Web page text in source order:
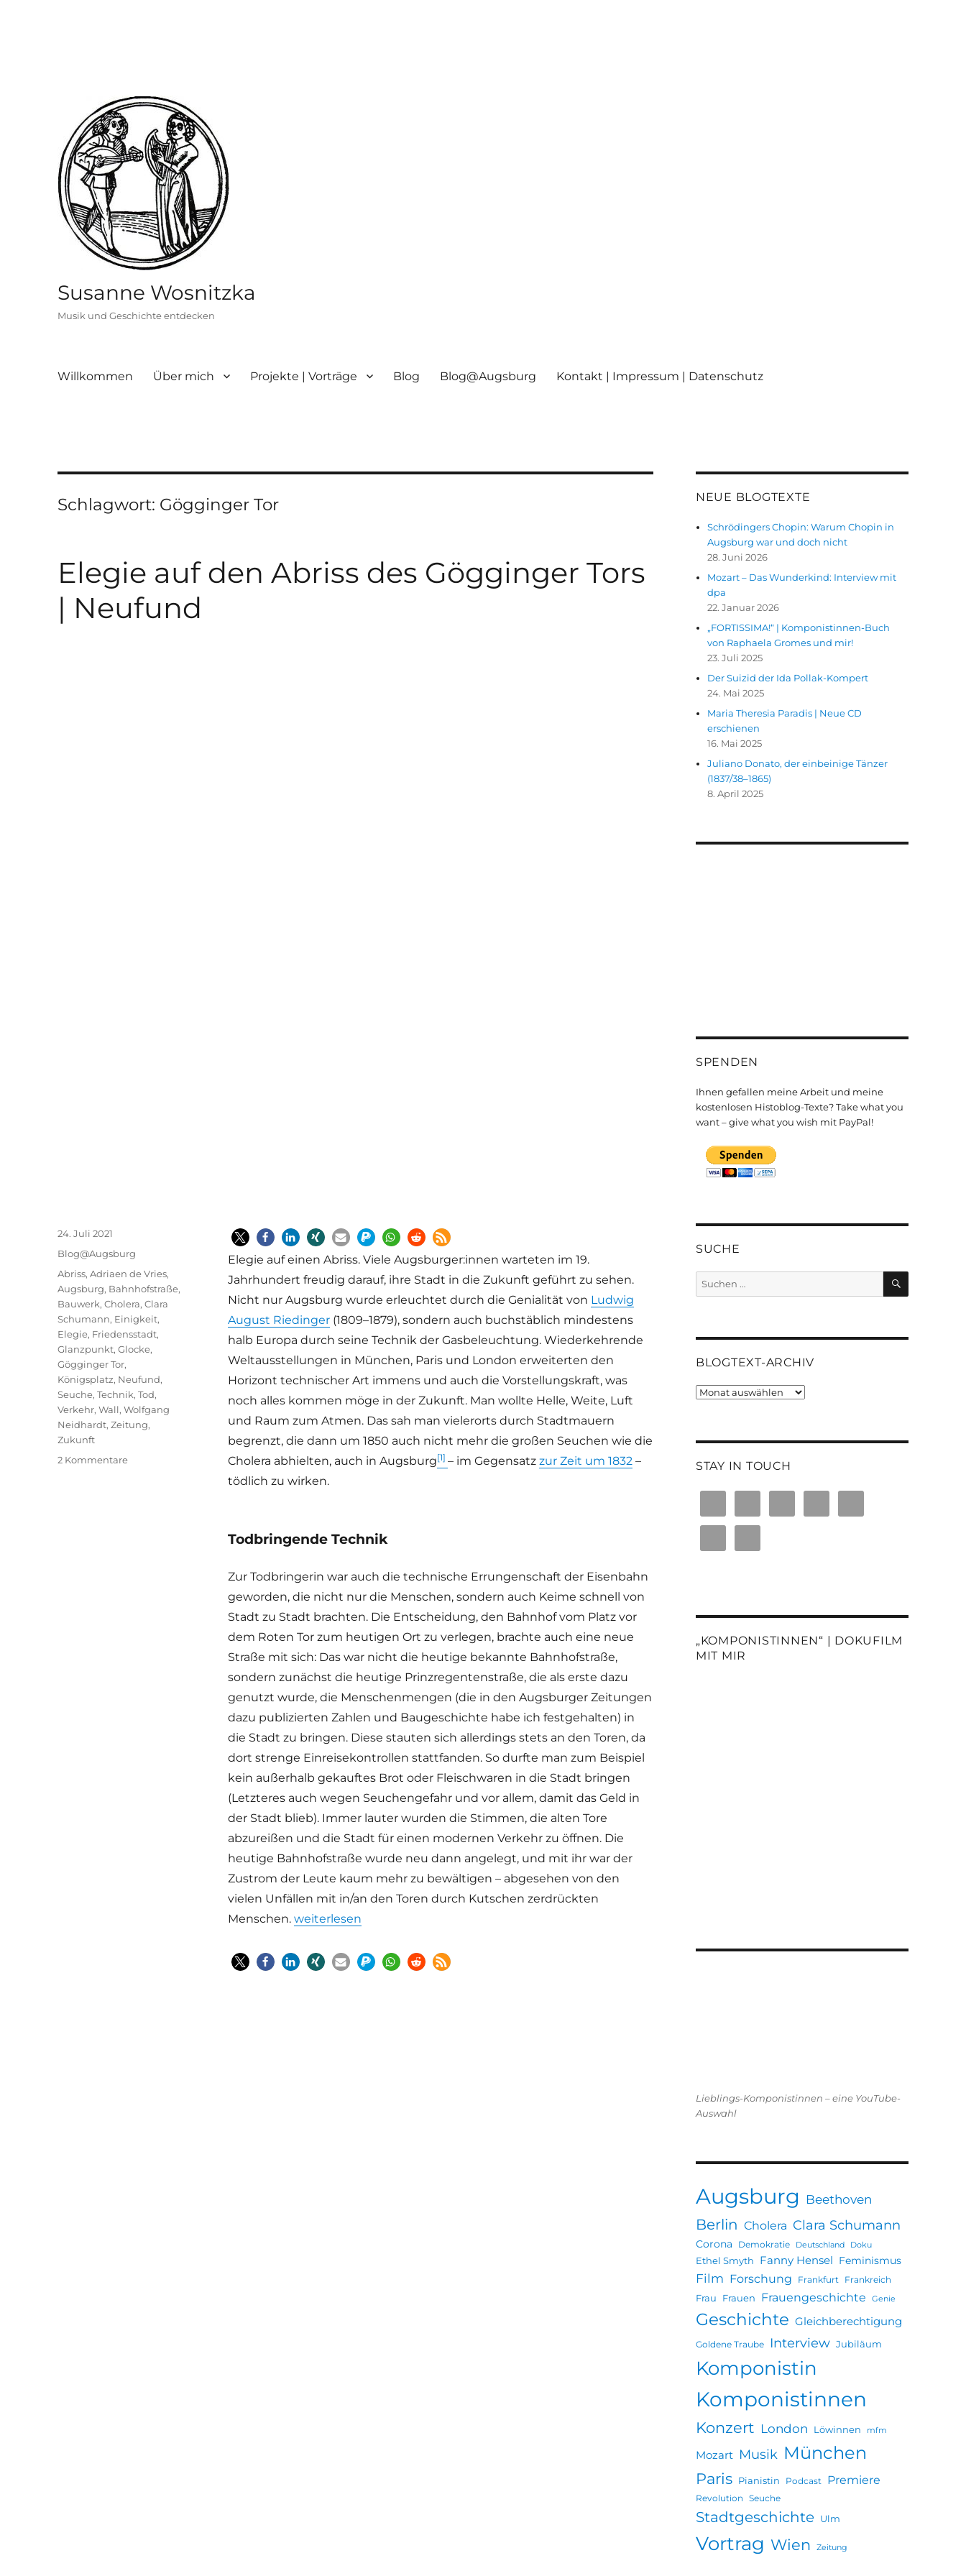
Susanne Wosnitzka
Musik und Geschichte entdecken
Willkommen Über mich Projekte | Vorträge Blog Blog@Augsburg Kontakt | Impressum | Datenschutz
Schlagwort: Gögginger Tor
Elegie auf den Abriss des Gögginger Tors
| Neufund
Elegie auf einen Abriss. Viele Augsburger:innen warteten im 19.
Jahrhundert freudig darauf, ihre Stadt in die Zukunft geführt zu sehen.
Nicht nur Augsburg wurde erleuchtet durch die Genialität von Ludwig
August Riedinger(1809–1879), sondern auch buchstäblich mindestens
halb Europa durch seine Technik der Gasbeleuchtung. Wiederkehrende
Weltausstellungen in München, Paris und London erweiterten den
Horizont technischer Art immens und auch die Vorstellungskraft, was
noch alles kommen möge in der Zukunft. Man wollte Helle, Weite, Luft
und Raum zum Atmen. Das sah man vielerorts durch Stadtmauern
begrenzt, die dann um 1850 auch nicht mehr die großen Seuchen wie die
Cholera abhielten, auch in Augsburg[1] – im Gegensatz zur Zeit um 1832–
tödlich zu wirken.
Todbringende Technik
Zur Todbringerin war auch die technische Errungenschaft der Eisenbahn
geworden, die nicht nur die Menschen, sondern auch Keime schnell von
Stadt zu Stadt brachten. Die Entscheidung, den Bahnhof vom Platz vor
dem Roten Tor zum heutigen Ort zu verlegen, brachte auch eine neue
Straße mit sich: Das war nicht die heutige bekannte Bahnhofstraße,
sondern zunächst die heutige Prinzregentenstraße, die als erste dazu
genutzt wurde, die Menschenmengen (die in den Augsburger Zeitungen
dazu publizierten Zahlen und Baugeschichte habe ich festgehalten) in
die Stadt zu bringen. Diese stauten sich allerdings stets an den Toren, da
dort strenge Einreisekontrollen stattfanden. So durfte man zum Beispiel
kein außerhalb gekauftes Brot oder Fleischwaren in die Stadt bringen
(Letzteres auch wegen Seuchengefahr und vor allem, damit das Geld in
der Stadt blieb). Immer lauter wurden die Stimmen, die alten Tore
abzureißen und die Stadt für einen modernen Verkehr zu öffnen. Die
heutige Bahnhofstraße wurde neu dann angelegt, und mit ihr war der
Zustrom der Leute kaum mehr zu bewältigen – abgesehen von den
vielen Unfällen mit in/an den Toren durch Kutschen zerdrückten
Menschen. „Elegie auf den Abriss des Gögginger Tors | Neufund“
weiterlesen
Veröffentlicht
am
24. Juli 2021
Kategorien
Blog@Augsburg
Schlagwörter
Abriss,Adriaen de Vries,
Augsburg, Bahnhofstraße,
Bauwerk,Cholera,Clara
Schumann, Einigkeit,
Elegie, Friedensstadt,
Glanzpunkt,Glocke,
Gögginger Tor,
Königsplatz, Neufund,
Seuche,Technik,Tod,
Verkehr,Wall,Wolfgang
Neidhardt,Zeitung,
Zukunft
2 Kommentarezu
NEUE BLOGTEXTE
Schrödingers Chopin: Warum Chopin in
Augsburg war und doch nicht
28. Juni 2026
Mozart – Das Wunderkind: Interview mit
dpa
22. Januar 2026
„FORTISSIMA!“ | Komponistinnen-Buch
von Raphaela Gromes und mir!
23. Juli 2025
Der Suizid der Ida Pollak-Kompert
24. Mai 2025
Maria Theresia Paradis | Neue CD
erschienen
16. Mai 2025
Juliano Donato, der einbeinige Tänzer
(1837/38–1865)
8. April 2025
SPENDEN
Ihnen gefallen meine Arbeit und meine
kostenlosen Histoblog-Texte? Take what you
want – give what you wish mit PayPal!
SUCHE
Suchen
SUCHEN
BLOGTEXT-ARCHIV
Blogtext-
STAY IN TOUCH
„KOMPONISTINNEN“ | DOKUFILM
MIT MIR
Lieblings-Komponistinnen – eine YouTube-
Auswahl
Augsburg Beethoven
Berlin Cholera Clara Schumann
Corona Demokratie Deutschland Doku
Ethel Smyth Fanny Hensel Feminismus
Film Forschung Frankfurt Frankreich
Frau Frauen Frauengeschichte Genie
Geschichte Gleichberechtigung
Goldene Traube Interview Jubiläum
Komponistin
Komponistinnen
Konzert London Löwinnen mfm
Mozart Musik München
Paris Pianistin Podcast Premiere
Revolution Seuche
Stadtgeschichte Ulm
Vortrag Wien Zeitung